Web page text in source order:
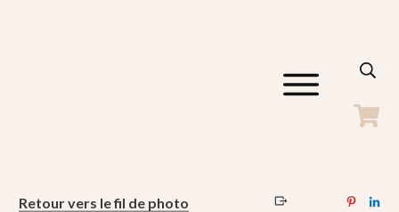
Retour vers le fil de photo